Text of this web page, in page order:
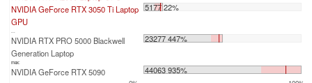
NVIDIA GeForce RTX 3050 Ti Laptop
GPU
5177 22%
NVIDIA RTX PRO 5000 Blackwell
Generation Laptop
23277 447%
max:
NVIDIA GeForce RTX 5090 44063 935%